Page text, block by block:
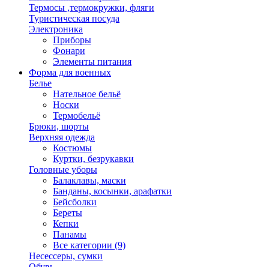
Термосы ,термокружки, фляги
Туристическая посуда
Электроника
Приборы
Фонари
Элементы питания
Форма для военных
Белье
Нательное бельё
Носки
Термобельё
Брюки, шорты
Верхняя одежда
Костюмы
Куртки, безрукавки
Головные уборы
Балаклавы, маски
Банданы, косынки, арафатки
Бейсболки
Береты
Кепки
Панамы
Все категории (9)
Несессеры, сумки